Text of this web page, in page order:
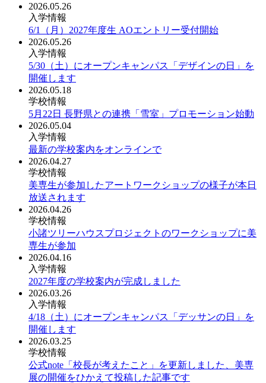
2026.05.26
入学情報
6/1（月）2027年度生 AOエントリー受付開始
2026.05.26
入学情報
5/30（土）にオープンキャンパス「デザインの日」を
開催します
2026.05.18
学校情報
5月22日 長野県との連携「雪室」プロモーション始動
2026.05.04
入学情報
最新の学校案内をオンラインで
2026.04.27
学校情報
美専生が参加したアートワークショップの様子が本日
放送されます
2026.04.26
学校情報
小諸ツリーハウスプロジェクトのワークショップに美
専生が参加
2026.04.16
入学情報
2027年度の学校案内が完成しました
2026.03.26
入学情報
4/18（土）にオープンキャンパス「デッサンの日」を
開催します
2026.03.25
学校情報
公式note「校長が考えたこと」を更新しました、美専
展の開催をひかえて投稿した記事です